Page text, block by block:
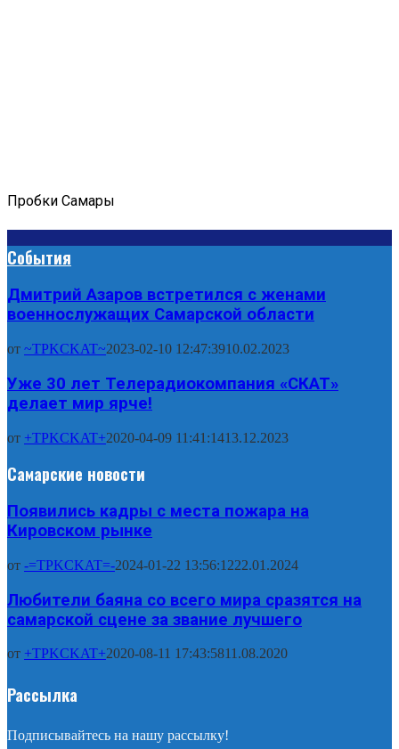
Пробки Самары
События
Дмитрий Азаров встретился с женами
военнослужащих Самарской области
от ~TPKCKAT~2023-02-10 12:47:3910.02.2023
Уже 30 лет Телерадиокомпания «СКАТ»
делает мир ярче!
от +TPKCKAT+2020-04-09 11:41:1413.12.2023
Самарские новости
Появились кадры с места пожара на
Кировском рынке
от -=TPKCKAT=-2024-01-22 13:56:1222.01.2024
Любители баяна со всего мира сразятся на
самарской сцене за звание лучшего
от +TPKCKAT+2020-08-11 17:43:5811.08.2020
Рассылка
Подписывайтесь на нашу рассылку!